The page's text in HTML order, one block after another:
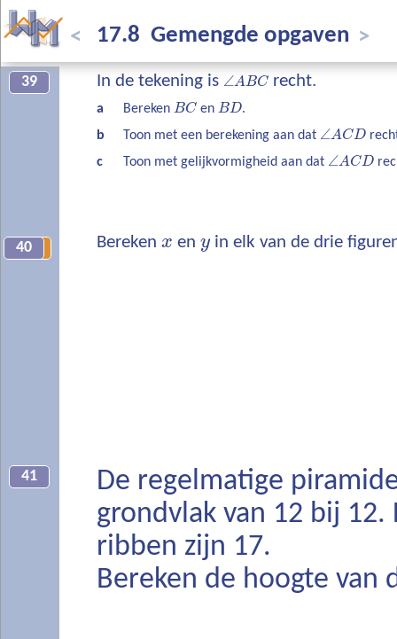
< 17.8 Gemengde opgaven >
39 In de tekening is ∠ABCrecht.
a Bereken BCen BD.
b
Toon met een berekening aan dat ∠ACD
c
Toon met gelijkvormigheid aan dat ∠ACD
40
3 Bereken x en y in elk van de drie
41
De regelmatige
grondvlak van 12 bij 12.
ribben zijn 17.
Bereken de hoogte van